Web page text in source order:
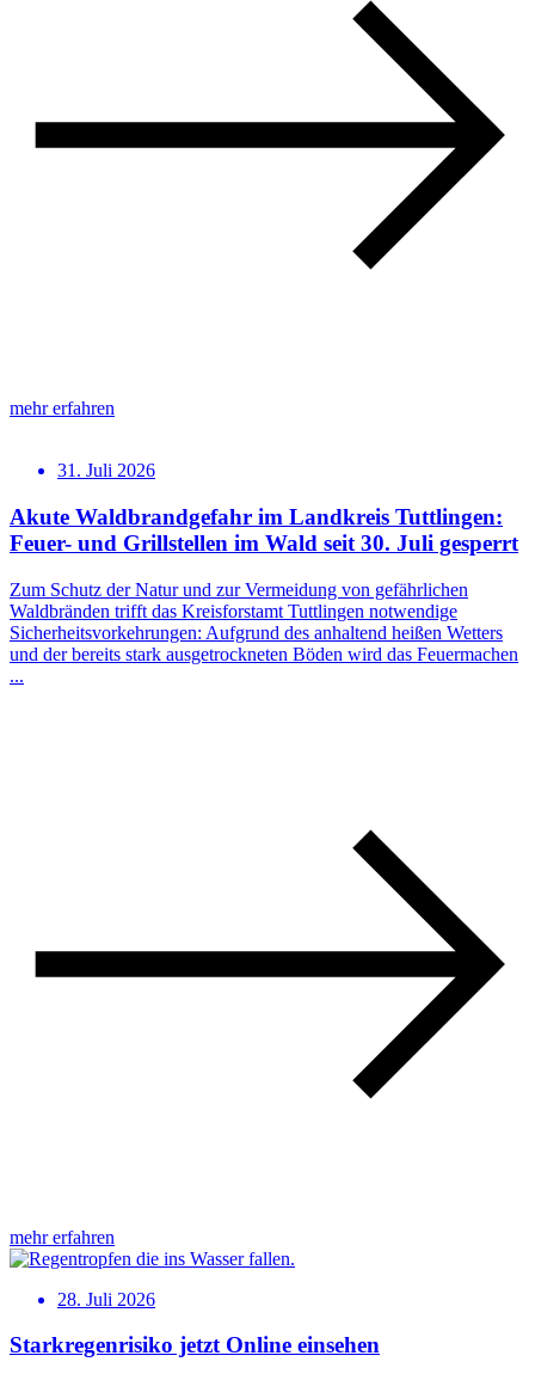
mehr erfahren
31. Juli 2026
Akute Waldbrandgefahr im Landkreis Tuttlingen:
Feuer- und Grillstellen im Wald seit 30. Juli gesperrt
Zum Schutz der Natur und zur Vermeidung von gefährlichen
Waldbränden trifft das Kreisforstamt Tuttlingen notwendige
Sicherheitsvorkehrungen: Aufgrund des anhaltend heißen Wetters
und der bereits stark ausgetrockneten Böden wird das Feuermachen
...
mehr erfahren
28. Juli 2026
Starkregenrisiko jetzt Online einsehen